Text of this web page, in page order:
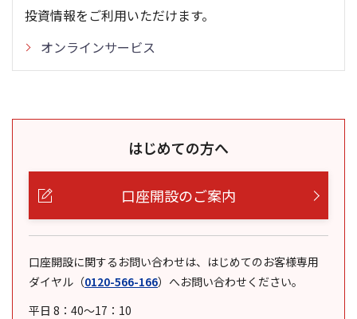
投資情報をご利用いただけます。
オンラインサービス
はじめての方へ
口座開設のご案内
口座開設に関するお問い合わせは、はじめてのお客様専用
ダイヤル （0120-566-166） へお問い合わせください。
平日 8：40～17：10